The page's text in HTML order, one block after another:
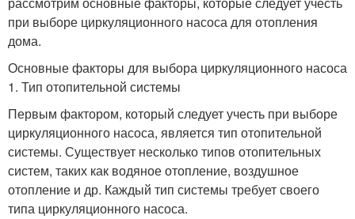
при выборе циркуляционного насоса для отопления
дома.
Основные факторы для выбора циркуляционного насоса
1. Тип отопительной системы
Первым фактором, который следует учесть при выборе
циркуляционного насоса, является тип отопительной
системы. Существует несколько типов отопительных
систем, таких как водяное отопление, воздушное
отопление и др. Каждый тип системы требует своего
типа циркуляционного насоса.